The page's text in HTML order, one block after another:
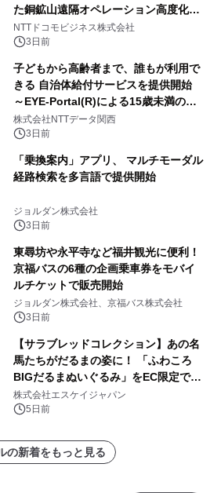
た銅鉱山遠隔オペレーション高度化に
向けた調査・実証を開始
NTTドコモビジネス株式会社
3日前
子どもから高齢者まで、誰もが利用で
きる 自治体給付サービスを提供開始
～EYE-Portal(R)による15歳未満の本
人認証と デジタルデバイド対策で実現
～
株式会社NTTデータ関西
3日前
「乗換案内」アプリ、 マルチモーダル
経路検索を多言語で提供開始
ジョルダン株式会社
3日前
東尋坊や永平寺など福井観光に便利！
京福バスの6種の企画乗車券をモバイ
ルチケットで販売開始
ジョルダン株式会社、京福バス株式会社
3日前
【サラブレッドコレクション】あの名
馬たちがだるまの姿に！ 「ふわころ
BIGだるまぬいぐるみ」をEC限定で受
注販売開始
株式会社エスケイジャパン
5日前
の新着をもっと見る